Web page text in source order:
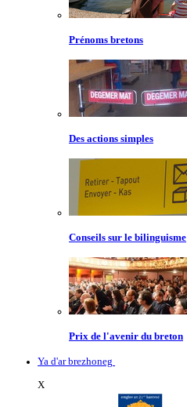
Prénoms bretons
Des actions simples
Conseils sur le bilinguisme
Prix de l'avenir du breton
Ya d'ar brezhoneg
X